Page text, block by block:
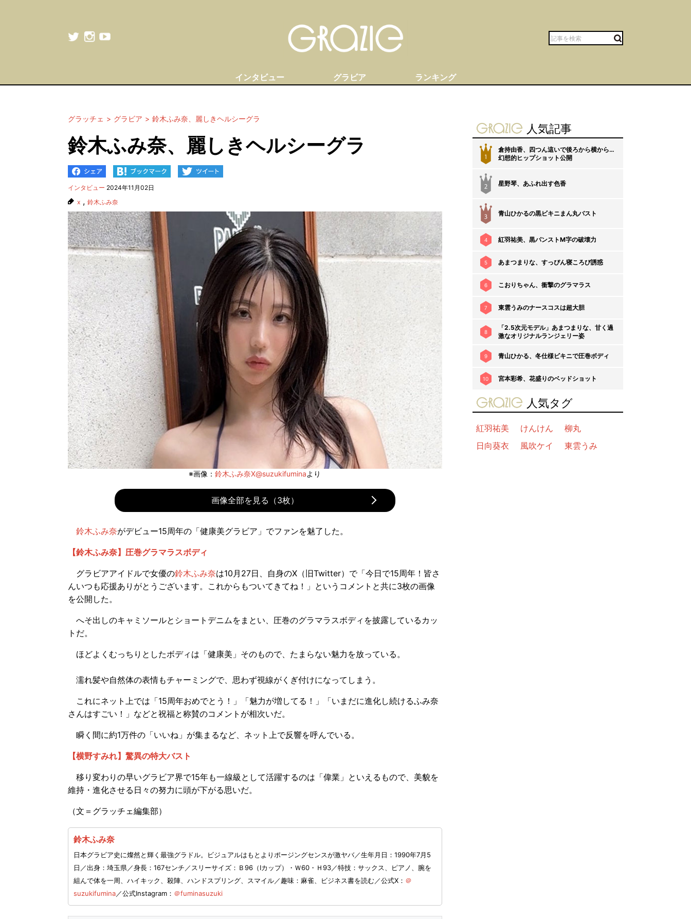
インタビュー グラビア ランキング
グラッチェ グラビア 鈴木ふみ奈、麗しきヘルシーグラ
鈴木ふみ奈、麗しきヘルシーグラ
インタビュー 2024年11月02日
x , 鈴木ふみ奈
※画像：鈴木ふみ奈X@suzukifuminaより
画像全部を見る（3枚）
鈴木ふみ奈がデビュー15周年の「健康美グラビア」でファンを魅了した。
【鈴木ふみ奈】圧巻グラマラスボディ
グラビアアイドルで女優の鈴木ふみ奈は10月27日、自身のX（旧Twitter）で「今日で15周年！皆さ
んいつも応援ありがとうございます。これからもついてきてね！」というコメントと共に3枚の画像
を公開した。
へそ出しのキャミソールとショートデニムをまとい、圧巻のグラマラスボディを披露しているカッ
トだ。
ほどよくむっちりとしたボディは「健康美」そのもので、たまらない魅力を放っている。
濡れ髪や自然体の表情もチャーミングで、思わず視線がくぎ付けになってしまう。
これにネット上では「15周年おめでとう！」「魅力が増してる！」「いまだに進化し続けるふみ奈
さんはすごい！」などと祝福と称賛のコメントが相次いだ。
瞬く間に約1万件の「いいね」が集まるなど、ネット上で反響を呼んでいる。
【横野すみれ】驚異の特大バスト
移り変わりの早いグラビア界で15年も一線級として活躍するのは「偉業」といえるもので、美貌を
維持・進化させる日々の努力に頭が下がる思いだ。
（文＝グラッチェ編集部）
鈴木ふみ奈
日本グラビア史に燦然と輝く最強グラドル。ビジュアルはもとよりポージングセンスが激ヤバ／生年月日：1990年7月5
日／出身：埼玉県／身長：167センチ／スリーサイズ：Ｂ96（Iカップ）・Ｗ60・Ｈ93／​特技：サックス、ピアノ、腕を
組んで体を一周、ハイキック、殺陣、ハンドスプリング、スマイル／趣味：麻雀、ビジネス書を読む／公式X： ＠
suzukifumina／公式Instagram： ＠fuminasuzuki
gravure-grazie
人気記事
1
倉持由香、四つん這いで後ろから横から…
幻想的ヒップショット公開
星野琴、あふれ出す色香
青山ひかるの黒ビキニまん丸バスト
4 紅羽祐美、黒パンストM字の破壊力
5 あまつまりな、すっぴん寝ころび誘惑
6 こおりちゃん、衝撃のグラマラス
7 東雲うみのナースコスは超大胆
8
「2.5次元モデル」あまつまりな、甘く過
激なオリジナルランジェリー姿
9 青山ひかる、冬仕様ビキニで圧巻ボディ
10 宮本彩希、花盛りのベッドショット
gravure-grazie
人気タグ
紅羽祐美 けんけん
柳丸
日向葵衣
風吹ケイ 東雲うみ